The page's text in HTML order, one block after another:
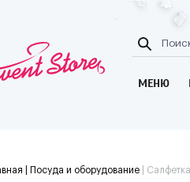
МЕНЮ
| Посуда и оборудование